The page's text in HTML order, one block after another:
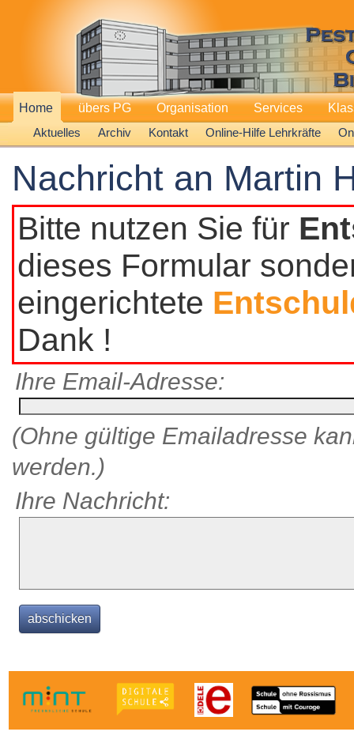
Home
Aktuelles
Archiv Kontakt Online-Hilfe Lehrkräfte
übers PG Organisation Services
Nachricht an Martin
Bitte nutzen Sie für
dieses Formular
eingerichtete
Dank !
Ihre Email-Adresse:
(Ohne gültige Emailadresse
werden.)
Ihre Nachricht: